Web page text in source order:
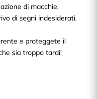
di macchie,
di segni indesiderati.
e proteggete il
sia troppo tardi!